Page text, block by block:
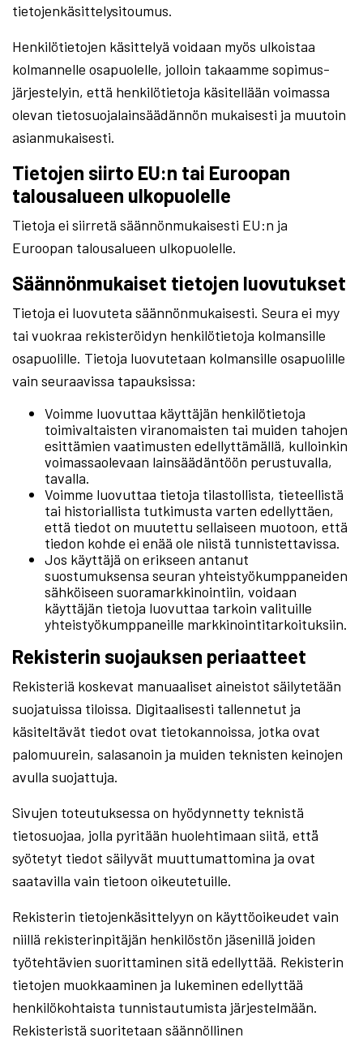
tietojenkäsittelysitoumus.
Henkilötietojen käsittelyä voidaan myös ulkoistaa
kolmannelle osapuolelle, jolloin takaamme sopimus-
järjestelyin, että henkilötietoja käsitellään voimassa
olevan tietosuojalainsäädännön mukaisesti ja muutoin
asianmukaisesti.
Tietojen siirto EU:n tai Euroopan
talousalueen ulkopuolelle
Tietoja ei siirretä säännönmukaisesti EU:n ja
Euroopan talousalueen ulkopuolelle.
Säännönmukaiset tietojen luovutukset
Tietoja ei luovuteta säännönmukaisesti. Seura ei myy
tai vuokraa rekisteröidyn henkilötietoja kolmansille
osapuolille. Tietoja luovutetaan kolmansille osapuolille
vain seuraavissa tapauksissa:
Voimme luovuttaa käyttäjän henkilötietoja
toimivaltaisten viranomaisten tai muiden tahojen
esittämien vaatimusten edellyttämällä, kulloinkin
voimassaolevaan lainsäädäntöön perustuvalla,
tavalla.
Voimme luovuttaa tietoja tilastollista, tieteellistä
tai historiallista tutkimusta varten edellyttäen,
että tiedot on muutettu sellaiseen muotoon, että
tiedon kohde ei enää ole niistä tunnistettavissa.
Jos käyttäjä on erikseen antanut
suostumuksensa seuran yhteistyökumppaneiden
sähköiseen suoramarkkinointiin, voidaan
käyttäjän tietoja luovuttaa tarkoin valituille
yhteistyökumppaneille markkinointitarkoituksiin.
Rekisterin suojauksen periaatteet
Rekisteriä koskevat manuaaliset aineistot säilytetään
suojatuissa tiloissa. Digitaalisesti tallennetut ja
käsiteltävät tiedot ovat tietokannoissa, jotka ovat
palomuurein, salasanoin ja muiden teknisten keinojen
avulla suojattuja.
Sivujen toteutuksessa on hyödynnetty teknistä
tietosuojaa, jolla pyritään huolehtimaan siitä, että̈
syötetyt tiedot säilyvät muuttumattomina ja ovat
saatavilla vain tietoon oikeutetuille.
Rekisterin tietojenkäsittelyyn on käyttöoikeudet vain
niillä rekisterinpitäjän henkilöstön jäsenillä joiden
työtehtävien suorittaminen sitä edellyttää. Rekisterin
tietojen muokkaaminen ja lukeminen edellyttää
henkilökohtaista tunnistautumista järjestelmään.
Rekisteristä suoritetaan säännöllinen